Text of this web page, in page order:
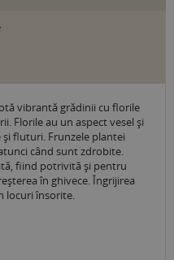
vibrantă grădinii cu florile
Florile au un aspect vesel și
fluturi. Frunzele plantei
când sunt zdrobite.
fiind potrivită și pentru
în ghivece. Îngrijirea
locuri însorite.